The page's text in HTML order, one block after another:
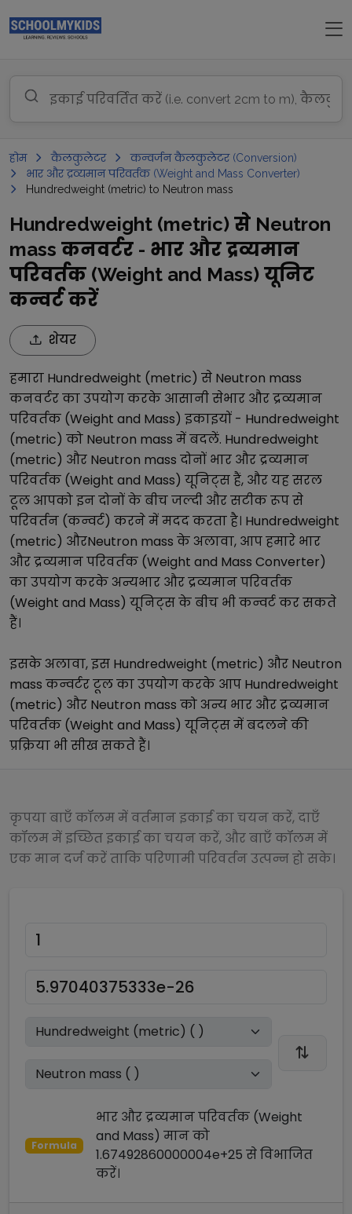
होम कैलकुलेटर
कन्वर्जन कैलकुलेटर (Conversion)
भार और द्रव्यमान परिवर्तक (Weight and Mass Converter)
Hundredweight (metric) to Neutron mass
Hundredweight (metric) से Neutron
mass कनवर्टर - भार और द्रव्यमान
परिवर्तक (Weight and Mass) यूनिट
कन्वर्ट करें
शेयर
हमारा Hundredweight (metric) से Neutron mass
कनवर्टर का उपयोग करके आसानी सेभार और द्रव्यमान
परिवर्तक (Weight and Mass) इकाइयों - Hundredweight
(metric) को Neutron mass में बदलें. Hundredweight
(metric) और Neutron mass दोनों भार और द्रव्यमान
परिवर्तक (Weight and Mass) यूनिट्स हैं, और यह सरल
टूल आपको इन दोनों के बीच जल्दी और सटीक रूप से
परिवर्तन (कन्वर्ट) करने में मदद करता है। Hundredweight
(metric) औरNeutron mass के अलावा, आप हमारे भार
और द्रव्यमान परिवर्तक (Weight and Mass Converter)
का उपयोग करके अन्यभार और द्रव्यमान परिवर्तक
(Weight and Mass) यूनिट्स के बीच भी कन्वर्ट कर सकते
हैं।
इसके अलावा, इस Hundredweight (metric) और Neutron
mass कन्वर्टर टूल का उपयोग करके आप Hundredweight
(metric) और Neutron mass को अन्य भार और द्रव्यमान
परिवर्तक (Weight and Mass) यूनिट्स में बदलने की
प्रक्रिया भी सीख सकते हैं।
कृपया बाएँ कॉलम में वर्तमान इकाई का चयन करें, दाएँ
कॉलम में इच्छित इकाई का चयन करें, और बाएँ कॉलम में
एक मान दर्ज करें ताकि परिणामी परिवर्तन उत्पन्न हो सके।
Formula
भार और द्रव्यमान परिवर्तक (Weight
and Mass) मान को
1.67492860000004e+25 सेविभाजित
करें।